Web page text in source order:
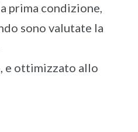
prima condizione,
sono valutate la
e ottimizzato allo